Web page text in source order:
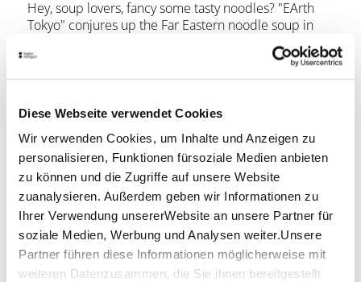
Diese Webseite verwendet Cookies
Wir verwenden Cookies, um Inhalte und Anzeigen zu
personalisieren, Funktionen fürsoziale Medien anbieten
zu können und die Zugriffe auf unsere Website
zuanalysieren. Außerdem geben wir Informationen zu
Ihrer Verwendung unsererWebsite an unsere Partner für
soziale Medien, Werbung und Analysen weiter.Unsere
Partner führen diese Informationen möglicherweise mit
weiteren Datenzusammen, die Sie ihnen bereitgestellt
Hey, soup lovers, fancy some tasty noodles? "EArth
Tokyo" conjures up the Far Eastern noodle soup in
style in the Stuttgart cauldron. The Japanese
restaurant serves ramen with fifteen different flavors
and various toppings. In keeping with the motto
the dishes.
Location & Contact
Earth Tokyo Holdings GmbH
Rotebühlpl. 20
70173 Stuttgart
Website:earth-tokyo.de